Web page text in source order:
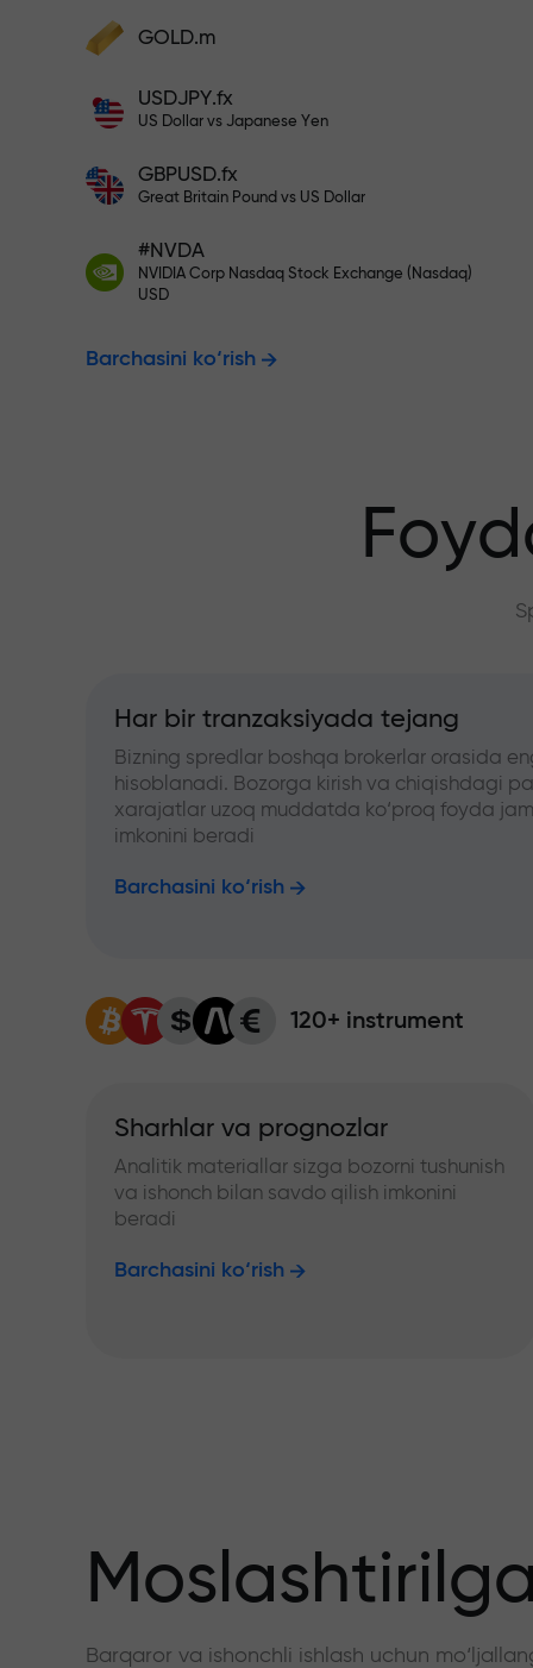
Hisobni to‘ldiring va depozitingizdan 1
emas. Depozit qancha katta bo‘lsa,
multiplikator shuncha yuqori bo‘ladi.
Hisobingizni $333 bilan
Risksiz
kafolatlanadi
X1000
GOLD.m
USDJPY.fx
US Dollar vs Japanese Yen
GBPUSD.fx
Great Britain Pound vs US Dollar
#NVDA
NVIDIA Corp Nasdaq Stock Exchange (Nasdaq)
USD
Barchasini ko‘rish
Har bir tranzaksiyada tejang
Bizning spredlar boshqa brokerlar orasida
hisoblanadi. Bozorga kirish va chiqishdagi
xarajatlar uzoq muddatda ko‘proq foyda
imkonini beradi
Barchasini ko‘rish
120+ instrument
Sharhlar va prognozlar
Analitik materiallar sizga bozorni tushunish
va ishonch bilan savdo qilish imkonini
beradi
Barchasini ko‘rish
Barqaror va ishonchli ishlash uchun